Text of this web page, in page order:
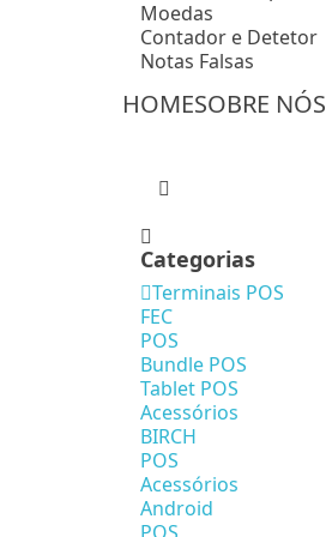
Moedas
Contador e Detetor
Notas Falsas
HOMESOBRE NÓS
Categorias
Terminais POS
FEC
POS
Bundle POS
Tablet POS
Acessórios
BIRCH
POS
Acessórios
Android